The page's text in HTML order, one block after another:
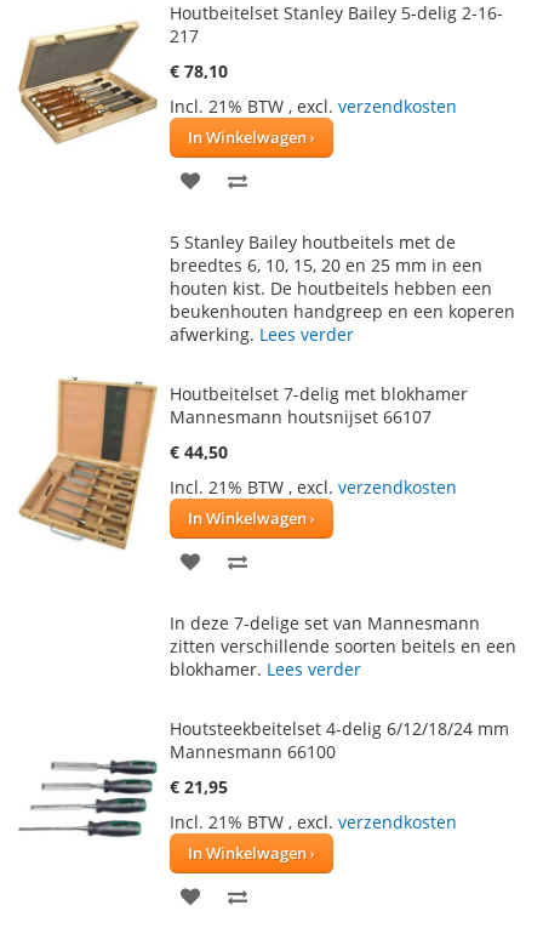
Houtbeitelset Stanley Bailey 5-delig 2-16-
217
€ 78,10
Incl. 21% BTW , excl. verzendkosten
In Winkelwagen
VOEG
AAN
VERLANGLIJST
TE
VERGELIJKEN
5 Stanley Bailey houtbeitels met de
breedtes 6, 10, 15, 20 en 25 mm in een
houten kist. De houtbeitels hebben een
beukenhouten handgreep en een koperen
afwerking. Lees verder
Houtbeitelset 7-delig met blokhamer
Mannesmann houtsnijset 66107
€ 44,50
Incl. 21% BTW , excl. verzendkosten
In Winkelwagen
VOEG
AAN TE
In deze 7-delige set van Mannesmann
zitten verschillende soorten beitels en een
blokhamer. Lees verder
Houtsteekbeitelset 4-delig 6/12/18/24 mm
Mannesmann 66100
€ 21,95
Incl. 21% BTW , excl. verzendkosten
In Winkelwagen
VOEG